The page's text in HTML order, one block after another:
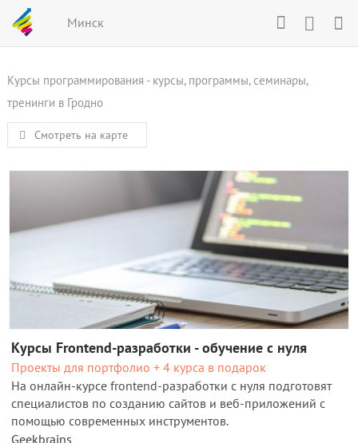
Минск
Курсы программирования - курсы, программы, семинары,
тренинги в Гродно
Смотреть на карте
Курсы Frontend-разработки - обучение с нуля
Проекты для портфолио + 4 курса в подарок
На онлайн-курсе frontend-разработки с нуля подготовят
специалистов по созданию сайтов и веб-приложений с
помощью современных инструментов.
Geekbrains